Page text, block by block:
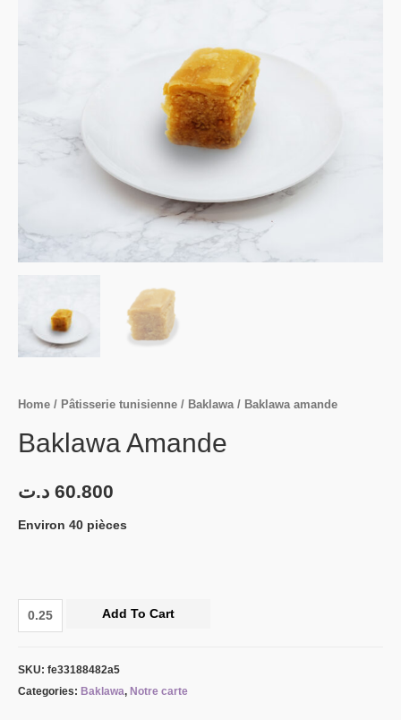
Home / Pâtisserie tunisienne / Baklawa / Baklawa amande
Baklawa Amande
60.800 د.ت
Environ 40 pièces
Add To Cart
SKU: fe33188482a5
Categories: Baklawa, Notre carte